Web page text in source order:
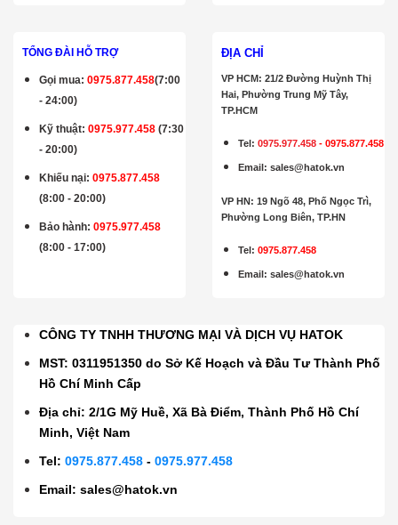
TỔNG ĐÀI HỖ TRỢ
Gọi mua:0975.877.458(7:00
- 24:00)
Kỹ thuật:0975.977.458 (7:30
- 20:00)
Khiếu nại: 0975.877.458
(8:00 - 20:00)
Bảo hành:0975.977.458
(8:00 - 17:00)
ĐỊA CHỈ
VP HCM: 21/2 Đường Huỳnh Thị
Hai, Phường Trung Mỹ Tây,
TP.HCM
Tel:0975.977.458 -0975.877.458
Email :sales@hatok.vn
VP HN: 19 Ngõ 48, Phố Ngọc Trì,
Phường Long Biên, TP.HN
Tel: 0975.877.458
Email:sales@hatok.vn
CÔNG TY TNHH THƯƠNG MẠI VÀ DỊCH VỤ HATOK
MST: 0311951350 do Sở Kế Hoạch và Đầu Tư Thành Phố
Hồ Chí Minh Cấp
Địa chỉ: 2/1G Mỹ Huề, Xã Bà Điểm, Thành Phố Hồ Chí
Minh, Việt Nam
Tel:0975.877.458 -0975.977.458
Email:sales@hatok.vn